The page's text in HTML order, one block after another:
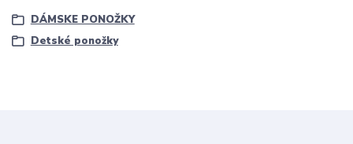
DÁMSKE PONOŽKY
Detské ponožky